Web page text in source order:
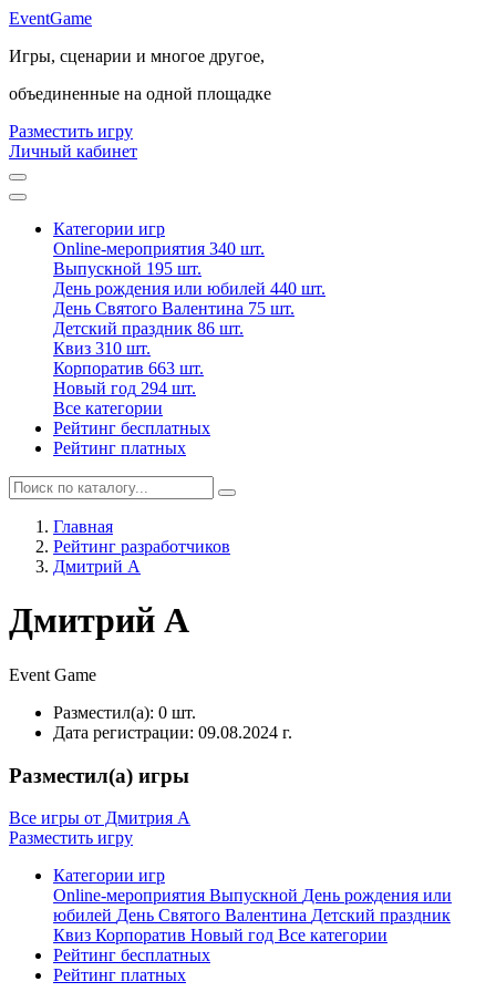
EventGame
Игры, сценарии и многое другое,
объединенные на одной площадке
Разместить игру
Личный кабинет
Категории игр
Online-мероприятия 340 шт.
Выпускной 195 шт.
День рождения или юбилей 440 шт.
День Святого Валентина 75 шт.
Детский праздник 86 шт.
Квиз 310 шт.
Корпоратив 663 шт.
Новый год 294 шт.
Все категории
Рейтинг бесплатных
Рейтинг платных
Главная
Рейтинг разработчиков
Дмитрий А
Дмитрий А
Event Game
Разместил(а): 0 шт.
Дата регистрации: 09.08.2024 г.
Разместил(а) игры
Все игры от Дмитрия А
Разместить игру
Категории игр
Online-мероприятия Выпускной День рождения или
юбилей День Святого Валентина Детский праздник
Квиз Корпоратив Новый год Все категории
Рейтинг бесплатных
Рейтинг платных